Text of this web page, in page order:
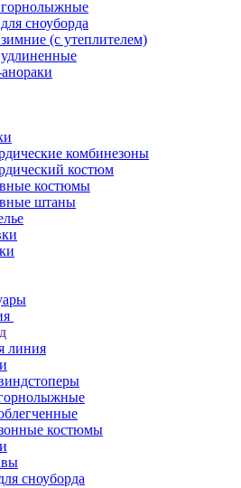
сноуборда
(с утеплителем)
комбинезоны
костюм
костюмы
штаны
линия
костюмы
сноуборда